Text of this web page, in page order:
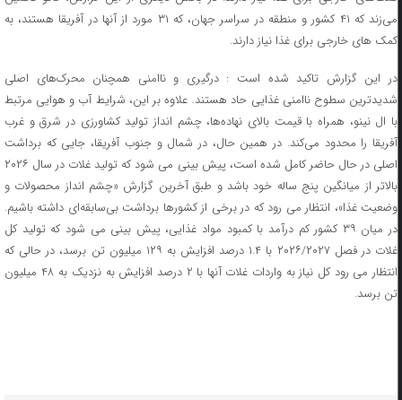
می‌زند که ۴۱ کشور و منطقه در سراسر جهان، که ۳۱ مورد از آنها در آفریقا هستند، به
کمک ‌های خارجی برای غذا نیاز دارند.
در این گزارش تاکید شده است : درگیری و ناامنی همچنان محرک‌های اصلی
شدیدترین سطوح ناامنی غذایی حاد هستند. علاوه بر این، شرایط آب و هوایی مرتبط
با ال نینو، همراه با قیمت بالای نهاده‌ها، چشم‌ انداز تولید کشاورزی در شرق و غرب
آفریقا را محدود می‌کند. در همین حال، در شمال و جنوب آفریقا، جایی که برداشت
اصلی در حال حاضر کامل شده است، پیش‌ بینی می ‌شود که تولید غلات در سال ۲۰۲۶
بالاتر از میانگین پنج ساله خود باشد و طبق آخرین گزارش «چشم‌ انداز محصولات و
وضعیت غذا»، انتظار می‌ رود که در برخی از کشورها برداشت بی‌سابقه‌ای داشته باشیم.
در میان ۳۹ کشور کم ‌درآمد با کمبود مواد غذایی، پیش‌ بینی می ‌شود که تولید کل
غلات در فصل ۲۰۲۶/۲۰۲۷ با ۱.۴ درصد افزایش به ۱۲۹ میلیون تن برسد، در حالی که
انتظار می‌ رود کل نیاز به واردات غلات آنها با ۲ درصد افزایش به نزدیک به ۴۸ میلیون
تن برسد.